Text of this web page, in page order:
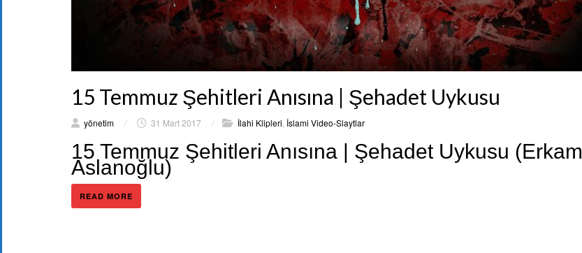
15 Temmuz Şehitleri Anısına | Şehadet Uykusu
yönetim / 31 Mart 2017 / İlahi Klipleri İslami Video-Slaytlar
15 Temmuz Şehitleri Anısına | Şehadet Uykusu (Erkam
Aslanoğlu)
READ MORE